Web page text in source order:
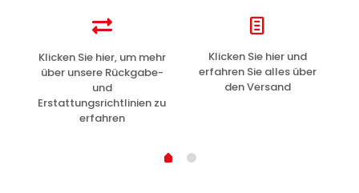
Klicken Sie hier, um mehr
über unsere Rückgabe-
und
Erstattungsrichtlinien zu
erfahren
Klicken Sie hier und
erfahren Sie alles über
den Versand